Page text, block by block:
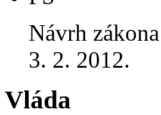
Návrh
3. 2. 2012.
Vláda